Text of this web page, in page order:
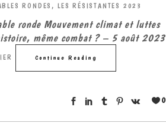
RONDES , LES RÉSISTANTES 2023
ronde Mouvement climat et luttes
même combat ? – 5 août 2023
Continue Reading
0